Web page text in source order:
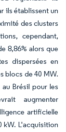
ils établissent un
des clusters
cependant,
8,86% alors que
dispersées en
blocs de 40 MW.
Brésil pour les
augmenter
artificielle
kW. L'acquisition